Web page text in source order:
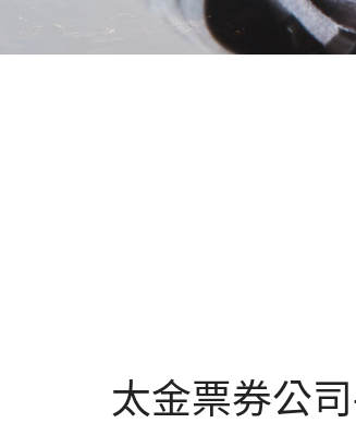
太金票券公